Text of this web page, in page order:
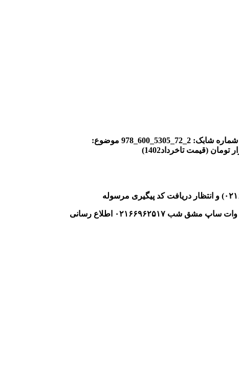
شماره شابک: 2
موضوع:
و انتظار دریافت کد پیگیری مرسوله
وات ساپ مشق شب ۰۲۱۶۶۹۶۲۵۱۷
اطلاع رسانی